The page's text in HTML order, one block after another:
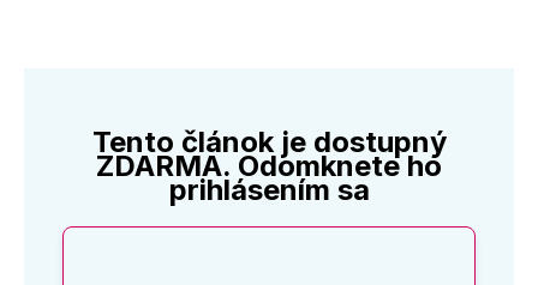
Tento článok je dostupný
ZDARMA. Odomknete ho
prihlásením sa